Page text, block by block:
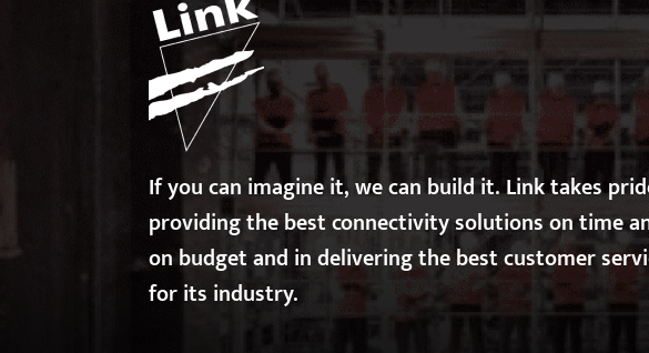
If you can imagine it, we can build it. Link takes
providing the best connectivity solutions on time
on budget and in delivering the best customer
for its industry.